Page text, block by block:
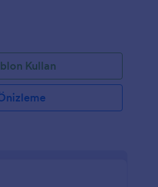
Kullan